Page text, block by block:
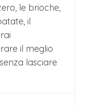
le brioche,
il
il meglio
lasciare